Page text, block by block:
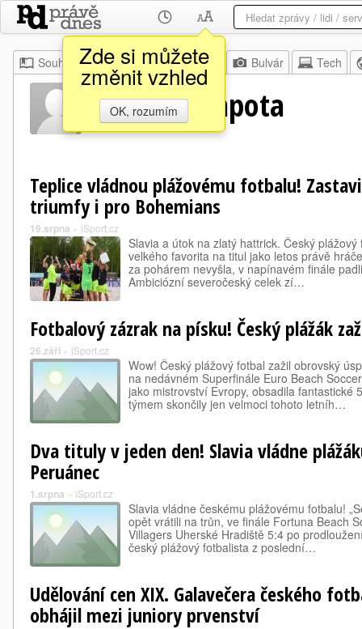
Zde si můžete
změnit vzhled
OK, rozumím
Souhrn Moje Z domova Bulvár Tech
Lukáš Trampota
Teplice vládnou plážovému fotbalu!
triumfy i pro Bohemians
19.srpna » iSport.cz
Slavia a útok na zlatý hattrick. Český
velkého favorita na titul jako letos právě
za pohárem nevyšla, v napínavém finále
Ambiciózní severočeský celek zí…
Fotbalový zázrak na písku! Český plážák
26.září » iSport.cz
Wow! Český plážový fotbal zažil obrovský
na nedávném Superfinále Euro Beach
jako mistrovství Evropy, obsadila fantastické
týmem skončily jen velmoci tohoto letníh…
Dva tituly v jeden den! Slavia vládne
Peruánec
1.srpna » iSport.cz
Slavia vládne českému plážovému fotbalu!
opět vrátili na trůn, ve finále Fortuna Beach
Villagers Uherské Hradiště 5:4 po
český plážový fotbalista z poslední…
Udělování cen XIX. Galavečera českého
obhájil mezi juniory prvenství